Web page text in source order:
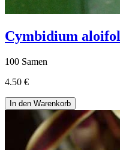
Cymbidium
100 Samen
4.50 €
In den Warenkorb